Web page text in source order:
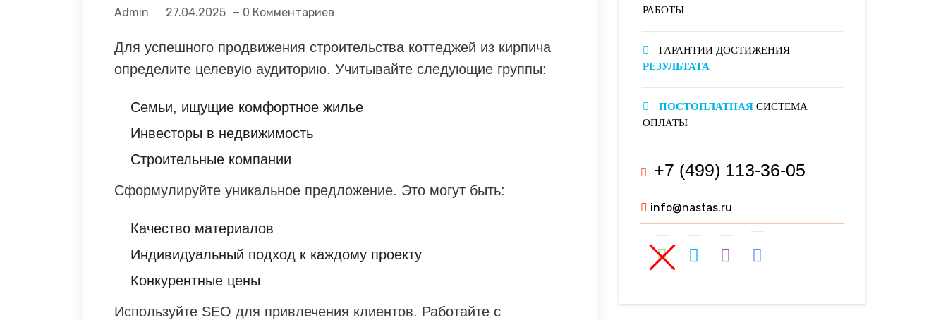
Admin 27.04.2025 0 Комментариев
Для успешного продвижения строительства коттеджей из кирпича
определите целевую аудиторию. Учитывайте следующие группы:
Семьи, ищущие комфортное жилье
Инвесторы в недвижимость
Строительные компании
Сформулируйте уникальное предложение. Это могут быть:
Качество материалов
Индивидуальный подход к каждому проекту
Конкурентные цены
Используйте SEO для привлечения клиентов. Работайте с
РАБОТЫ
ГАРАНТИИ ДОСТИЖЕНИЯ
РЕЗУЛЬТАТА
ПОСТОПЛАТНАЯ СИСТЕМА
ОПЛАТЫ
+7 (499) 113-36-05
info@nastas.ru